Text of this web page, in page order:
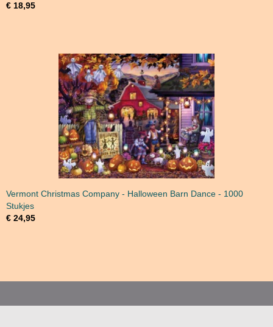
€ 18,95
Vermont Christmas Company - Halloween Barn Dance - 1000
Stukjes
€ 24,95